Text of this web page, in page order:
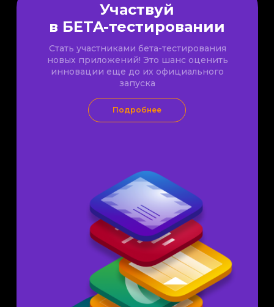
Участвуй
в БETA-тестировании
Cтать участниками бета-тестирования
новых приложений! Это шанс оценить
инновации еще до их официального
запуска
Подробнее